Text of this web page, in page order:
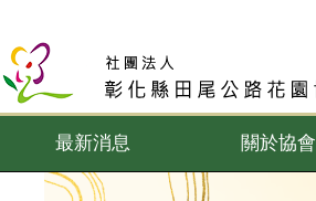
最新消息 關於協會